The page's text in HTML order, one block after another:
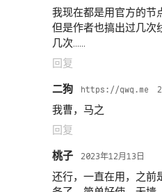
我现在都是用官方的节
但是作者也搞出过几次
几次……
回复
二狗
https://qwq.me
我曹，马之
回复
桃子
2023年12月13日
还行，一直在用，之前